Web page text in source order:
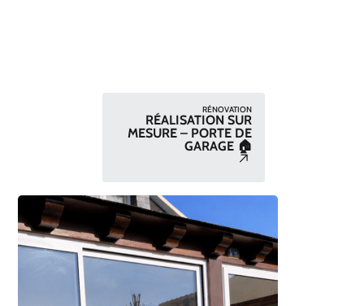
RÉNOVATION
RÉALISATION SUR
MESURE – PORTE DE
GARAGE 🏠